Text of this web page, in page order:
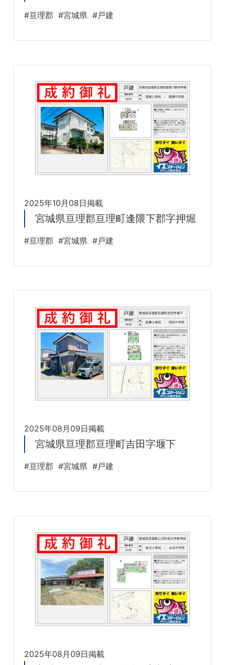
#亘理郡 #宮城県 #戸建
2025年10月08日掲載
宮城県亘理郡亘理町逢隈下郡字押堀
#亘理郡 #宮城県 #戸建
2025年08月09日掲載
宮城県亘理郡亘理町吉田字堰下
#亘理郡 #宮城県 #戸建
2025年08月09日掲載